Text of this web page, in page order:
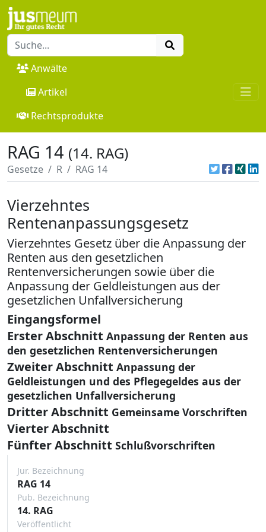
Anwälte
Artikel
Rechtsprodukte
RAG 14 (14. RAG)
Gesetze R RAG 14
Vierzehntes
Rentenanpassungsgesetz
Vierzehntes Gesetz über die Anpassung der
Renten aus den gesetzlichen
Rentenversicherungen sowie über die
Anpassung der Geldleistungen aus der
gesetzlichen Unfallversicherung
Eingangsformel
Erster Abschnitt Anpassung der Renten aus
den gesetzlichen Rentenversicherungen
Zweiter Abschnitt Anpassung der
Geldleistungen und des Pflegegeldes aus der
gesetzlichen Unfallversicherung
Dritter Abschnitt Gemeinsame Vorschriften
Vierter Abschnitt
Fünfter Abschnitt Schlußvorschriften
Jur. Bezeichnung
RAG 14
Pub. Bezeichnung
14. RAG
Veröffentlicht